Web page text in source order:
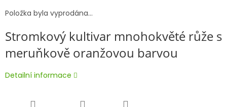
Položka byla vyprodána…
Stromkový kultivar mnohokvěté růže s
meruňkově oranžovou barvou
Detailní informace